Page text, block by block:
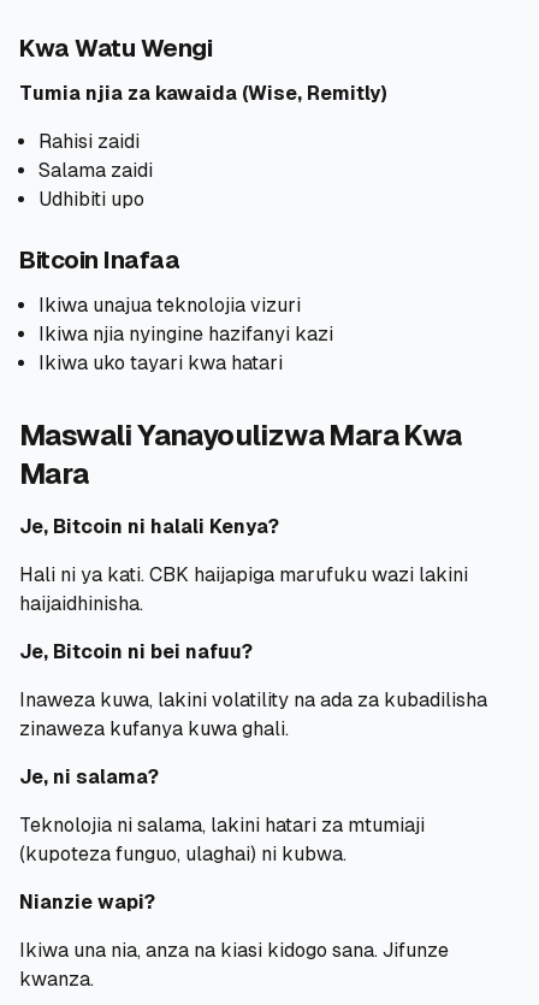
Kwa Watu Wengi
Tumia njia za kawaida (Wise, Remitly)
Rahisi zaidi
Salama zaidi
Udhibiti upo
Bitcoin Inafaa
Ikiwa unajua teknolojia vizuri
Ikiwa njia nyingine hazifanyi kazi
Ikiwa uko tayari kwa hatari
Maswali Yanayoulizwa Mara Kwa
Mara
Je, Bitcoin ni halali Kenya?
Hali ni ya kati. CBK haijapiga marufuku wazi lakini
haijaidhinisha.
Je, Bitcoin ni bei nafuu?
Inaweza kuwa, lakini volatility na ada za kubadilisha
zinaweza kufanya kuwa ghali.
Je, ni salama?
Teknolojia ni salama, lakini hatari za mtumiaji
(kupoteza funguo, ulaghai) ni kubwa.
Nianzie wapi?
Ikiwa una nia, anza na kiasi kidogo sana. Jifunze
kwanza.